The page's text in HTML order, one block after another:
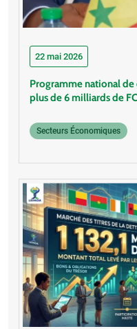
22 mai 2026
Programme national
plus de 6 milliards de
Secteurs Économiques